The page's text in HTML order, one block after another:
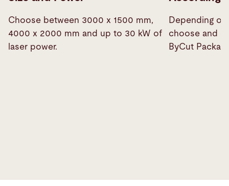
Choose between 3000 x 1500 mm,
4000 x 2000 mm and up to 30 kW of
laser power.
Depending
choose and
ByCut